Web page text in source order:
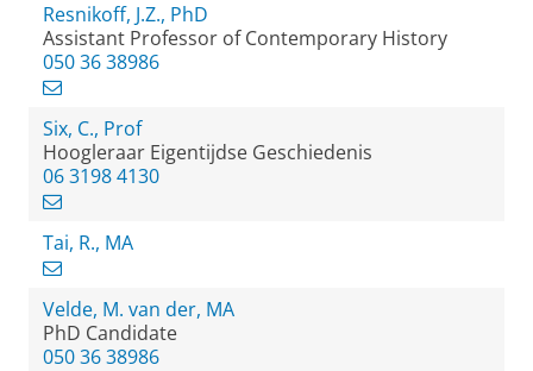
Resnikoff, J.Z., PhD
Assistant Professor of Contemporary History
050 36 38986
Six, C., Prof
Hoogleraar Eigentijdse Geschiedenis
06 3198 4130
Tai, R., MA
Velde, M. van der, MA
PhD Candidate
050 36 38986